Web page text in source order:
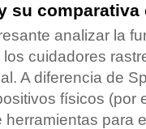
su comparativa
analizar la
cuidadores
A diferencia de
físicos (por
para